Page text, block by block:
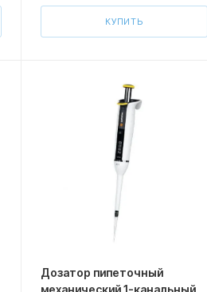
КУПИТЬ
Дозатор пипеточный
механический 1-канальный